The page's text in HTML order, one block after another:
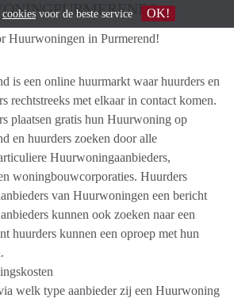
Huurwoningen in Purmerend!
is een online huurmarkt waar huurders en
rechtstreeks met elkaar in contact komen.
plaatsen gratis hun ​Huurwoning op
en huurders zoeken door alle
​Huurwoningaanbieders,
woningbouwcorporaties. Huurders
van Huurwoningen een bericht
kunnen ook zoeken naar een
huurders kunnen een oproep met hun
welk type aanbieder zij een Huurwoning
cookies voor de beste service OK!